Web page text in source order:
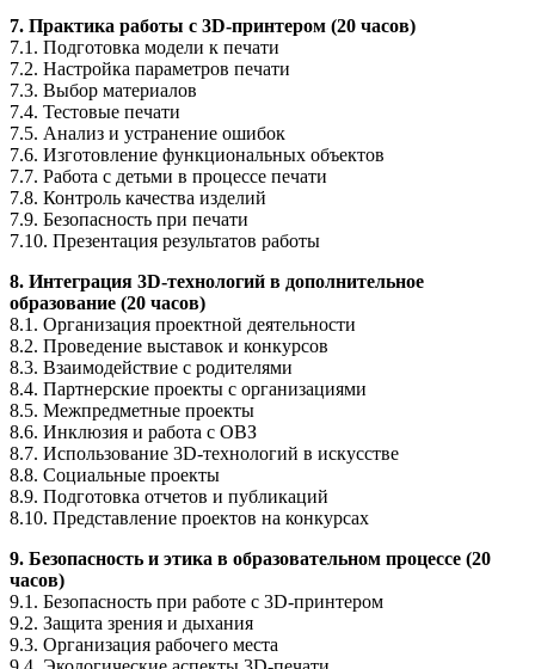
7. Практика работы с 3D-принтером (20 часов)
7.1. Подготовка модели к печати
7.2. Настройка параметров печати
7.3. Выбор материалов
7.4. Тестовые печати
7.5. Анализ и устранение ошибок
7.6. Изготовление функциональных объектов
7.7. Работа с детьми в процессе печати
7.8. Контроль качества изделий
7.9. Безопасность при печати
7.10. Презентация результатов работы
8. Интеграция 3D-технологий в дополнительное
образование (20 часов)
8.1. Организация проектной деятельности
8.2. Проведение выставок и конкурсов
8.3. Взаимодействие с родителями
8.4. Партнерские проекты с организациями
8.5. Межпредметные проекты
8.6. Инклюзия и работа с ОВЗ
8.7. Использование 3D-технологий в искусстве
8.8. Социальные проекты
8.9. Подготовка отчетов и публикаций
8.10. Представление проектов на конкурсах
9. Безопасность и этика в образовательном процессе (20
часов)
9.1. Безопасность при работе с 3D-принтером
9.2. Защита зрения и дыхания
9.3. Организация рабочего места